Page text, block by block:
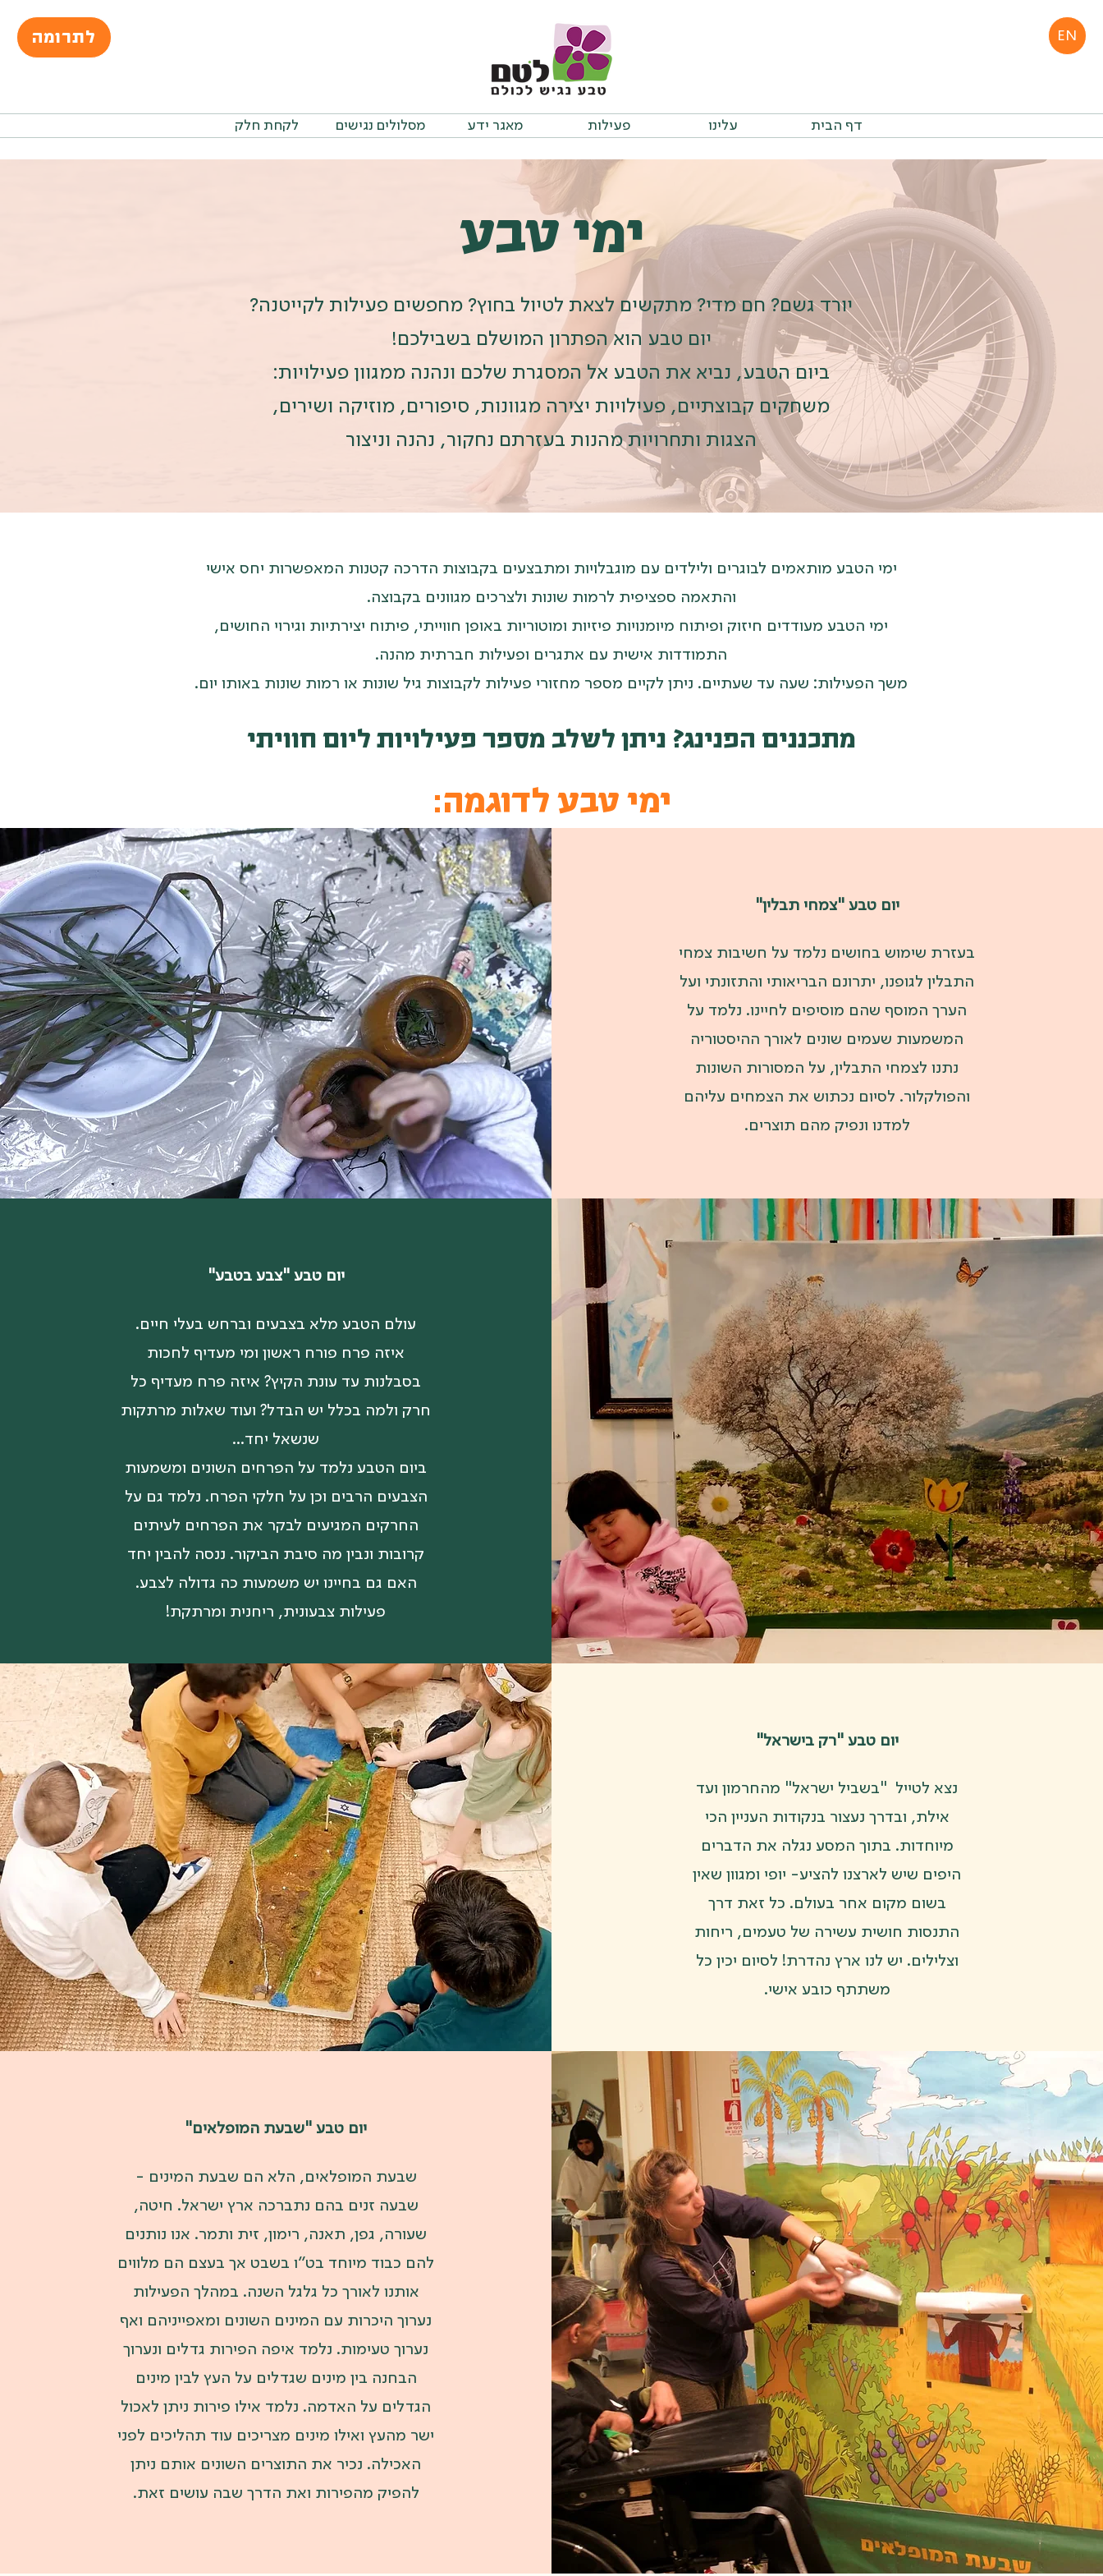
לתרומה EN
דף הבית עלינו פעילות מאגר ידע מסלולים נגישים לקחת חלק
ימי טבע
יורד גשם? חם מדי? מתקשים לצאת לטיול בחוץ? מחפשים פעילות לקייטנה?
יום טבע הוא הפתרון המושלם בשבילכם!
ביום הטבע, נביא את הטבע אל המסגרת שלכם ונהנה ממגוון פעילויות:
משחקים קבוצתיים, פעילויות יצירה מגוונות, סיפורים, מוזיקה ושירים,
הצגות ותחרויות מהנות בעזרתם נחקור, נהנה וניצור
ימי הטבע מותאמים לבוגרים ולילדים עם מוגבלויות ומתבצעים בקבוצות הדרכה קטנות המאפשרות יחס אישי
והתאמה ספציפית לרמות שונות ולצרכים מגוונים בקבוצה.
ימי הטבע מעודדים חיזוק ופיתוח מיומנויות פיזיות ומוטוריות באופן חווייתי, פיתוח יצירתיות וגירוי החושים,
התמודדות אישית עם אתגרים ופעילות חברתית מהנה.
משך הפעילות: שעה עד שעתיים. ניתן לקיים מספר מחזורי פעילות לקבוצות גיל שונות או רמות שונות באותו יום.
מתכננים הפנינג? ניתן לשלב מספר פעילויות ליום חוויתי
ימי טבע לדוגמה:
יום טבע "צמחי תבלין"
בעזרת שימוש בחושים נלמד על חשיבות צמחי
התבלין לגופנו, יתרונם הבריאותי והתזונתי ועל
הערך המוסף שהם מוסיפים לחיינו. נלמד על
המשמעות שעמים שונים לאורך ההיסטוריה
נתנו לצמחי התבלין, על המסורות השונות
והפולקלור. לסיום נכתוש את הצמחים עליהם
למדנו ונפיק מהם תוצרים.
יום טבע "צבע בטבע"
עולם הטבע מלא בצבעים וברחש בעלי חיים.
איזה פרח פורח ראשון ומי מעדיף לחכות
בסבלנות עד עונת הקיץ? איזה פרח מעדיף כל
חרק ולמה בכלל יש הבדל? ועוד שאלות מרתקות
שנשאל יחד...
ביום הטבע נלמד על הפרחים השונים ומשמעות
הצבעים הרבים וכן על חלקי הפרח. נלמד גם על
החרקים המגיעים לבקר את הפרחים לעיתים
קרובות ונבין מה סיבת הביקור. ננסה להבין יחד
האם גם בחיינו יש משמעות כה גדולה לצבע.
פעילות צבעונית, ריחנית ומרתקת!
יום טבע "רק בישראל"
נצא לטייל "בשביל ישראל" מהחרמון ועד
אילת, ובדרך נעצור בנקודות העניין הכי
מיוחדות. בתוך המסע נגלה את הדברים
היפים שיש לארצנו להציע- יופי ומגוון שאין
בשום מקום אחר בעולם. כל זאת דרך
התנסות חושית עשירה של טעמים, ריחות
וצלילים. יש לנו ארץ נהדרת! לסיום יכין כל
משתתף כובע אישי.
יום טבע "שבעת המופלאים"
שבעת המופלאים, הלא הם שבעת המינים -
שבעה זנים בהם נתברכה ארץ ישראל. חיטה,
שעורה, גפן, תאנה, רימון, זית ותמר. אנו נותנים
להם כבוד מיוחד בט”ו בשבט אך בעצם הם מלווים
אותנו לאורך כל גלגל השנה. במהלך הפעילות
נערוך היכרות עם המינים השונים ומאפייניהם ואף
נערוך טעימות. נלמד איפה הפירות גדלים ונערוך
הבחנה בין מינים שגדלים על העץ לבין מינים
הגדלים על האדמה. נלמד אילו פירות ניתן לאכול
ישר מהעץ ואילו מינים מצריכים עוד תהליכים לפני
האכילה. נכיר את התוצרים השונים אותם ניתן
להפיק מהפירות ואת הדרך שבה עושים זאת.